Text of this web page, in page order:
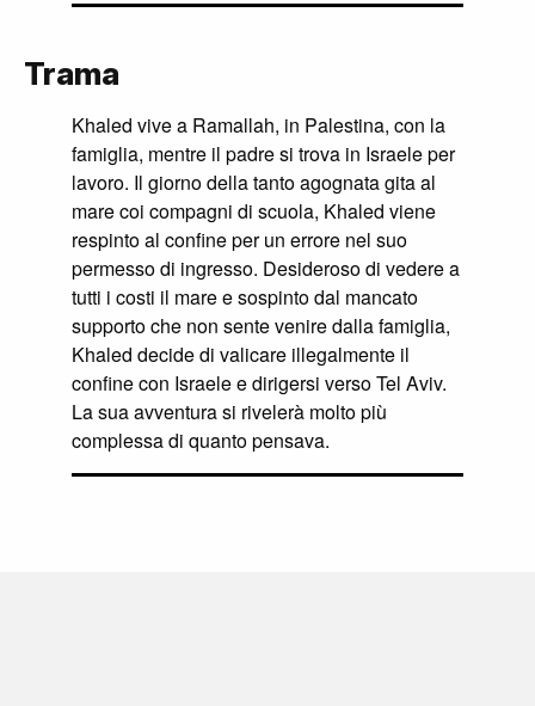
Trama
Khaled vive a Ramallah, in Palestina, con la
famiglia, mentre il padre si trova in Israele per
lavoro. Il giorno della tanto agognata gita al
mare coi compagni di scuola, Khaled viene
respinto al confine per un errore nel suo
permesso di ingresso. Desideroso di vedere a
tutti i costi il mare e sospinto dal mancato
supporto che non sente venire dalla famiglia,
Khaled decide di valicare illegalmente il
confine con Israele e dirigersi verso Tel Aviv.
La sua avventura si rivelerà molto più
complessa di quanto pensava.